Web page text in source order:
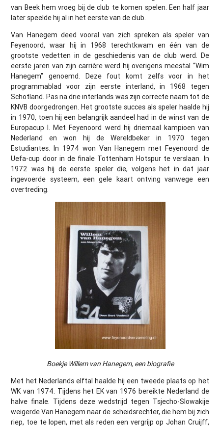
van Beek hem vroeg bij de club te komen spelen. Een half jaar
later speelde hij al in het eerste van de club.
Van Hanegem deed vooral van zich spreken als speler van
Feyenoord, waar hij in 1968 terechtkwam en één van de
grootste vedetten in de geschiedenis van de club werd. De
eerste jaren van zijn carrière werd hij overigens meestal “Wim
Hanegem” genoemd. Deze fout komt zelfs voor in het
programmablad voor zijn eerste interland, in 1968 tegen
Schotland. Pas na drie interlands was zijn correcte naam tot de
KNVB doorgedrongen. Het grootste succes als speler haalde hij
in 1970, toen hij een belangrijk aandeel had in de winst van de
Europacup I. Met Feyenoord werd hij driemaal kampioen van
Nederland en won hij de Wereldbeker in 1970 tegen
Estudiantes. In 1974 won Van Hanegem met Feyenoord de
Uefa-cup door in de finale Tottenham Hotspur te verslaan. In
1972 was hij de eerste speler die, volgens het in dat jaar
ingevoerde systeem, een gele kaart ontving vanwege een
overtreding.
Boekje Willem van Hanegem, een biografie
Met het Nederlands elftal haalde hij een tweede plaats op het
WK van 1974. Tijdens het EK van 1976 bereikte Nederland de
halve finale. Tijdens deze wedstrijd tegen Tsjecho-Slowakije
weigerde Van Hanegem naar de scheidsrechter, die hem bij zich
riep, toe te lopen, met als reden een vergrijp op Johan Cruijff,